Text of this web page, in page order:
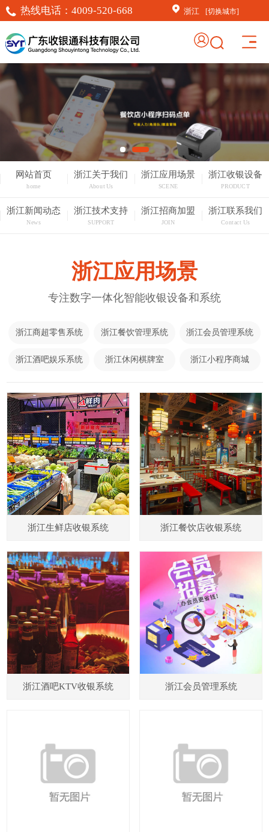
热线电话： 4009-520-668 浙江 [切换城市]
网站首页
home
浙江关于我们
About Us
浙江应用场景
SCENE
浙江收银设备
PRODUCT
浙江新闻动态
News
浙江技术支持
SUPPORT
浙江招商加盟
JOIN
浙江联系我们
Contact Us
浙江应用场景
专注数字一体化智能收银设备和系统
浙江商超零售系统 浙江餐饮管理系统 浙江会员管理系统
浙江酒吧娱乐系统 浙江休闲棋牌室 浙江小程序商城
浙江生鲜店收银系统 浙江餐饮店收银系统
浙江酒吧KTV收银系统 浙江会员管理系统